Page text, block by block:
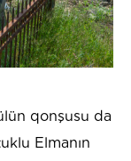
qonşusu da
Elmanın